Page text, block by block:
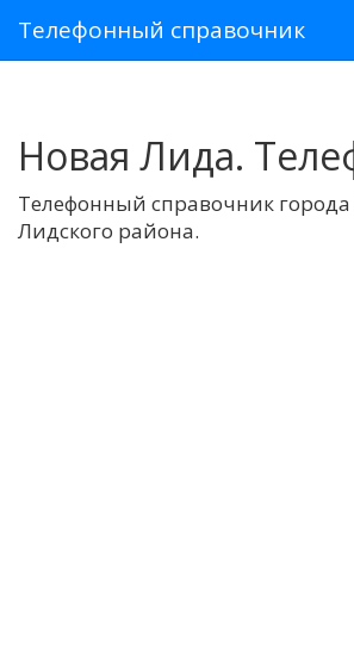
Телефонный справочник
Новая Лида.
Телефонный справочник
Лидского района.